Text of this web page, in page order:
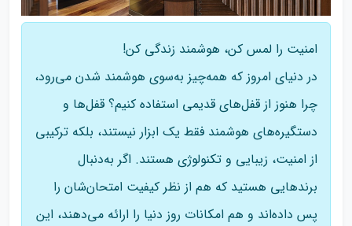
امنیت را لمس کن، هوشمند زندگی کن!
در دنیای امروز که همه‌چیز به‌سوی هوشمند شدن می‌رود،
چرا هنوز از قفل‌های قدیمی استفاده کنیم؟ قفل‌ها و
دستگیره‌های هوشمند فقط یک ابزار نیستند، بلکه ترکیبی
از امنیت، زیبایی و تکنولوژی هستند. اگر به‌دنبال
برندهایی هستید که هم از نظر کیفیت امتحان‌شان را
پس داده‌اند و هم امکانات روز دنیا را ارائه می‌دهند، این